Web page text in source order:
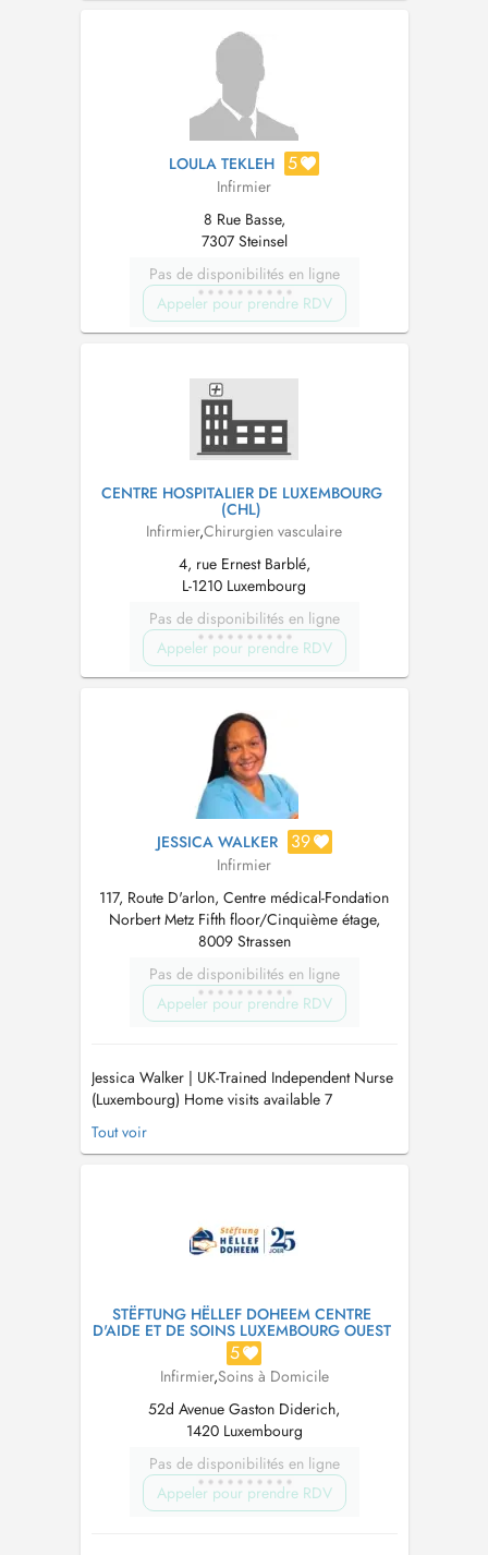
joignable par téléphone 24h/24h au 40 20 80
65 00 - Un service garanti 7 jours su...
LOULA TEKLEH 5
Infirmier
8 Rue Basse,
7307 Steinsel
Pas de disponibilités en ligne
Appeler pour prendre RDV
CENTRE HOSPITALIER DE LUXEMBOURG
(CHL)
Infirmier,Chirurgien vasculaire
4, rue Ernest Barblé,
L-1210 Luxembourg
Pas de disponibilités en ligne
Appeler pour prendre RDV
JESSICA WALKER 39
Infirmier
117, Route D'arlon, Centre médical-Fondation
Norbert Metz Fifth floor/Cinquième étage,
8009 Strassen
Pas de disponibilités en ligne
Appeler pour prendre RDV
Jessica Walker | UK-Trained Independent Nurse
(Luxembourg) Home visits available 7
days/week | English & French. Providing high-
quality, personalised nursing care in the
Tout voir
STËFTUNG HËLLEF DOHEEM CENTRE
D'AIDE ET DE SOINS LUXEMBOURG OUEST
5
Infirmier,Soins à Domicile
52d Avenue Gaston Diderich,
1420 Luxembourg
Pas de disponibilités en ligne
Appeler pour prendre RDV